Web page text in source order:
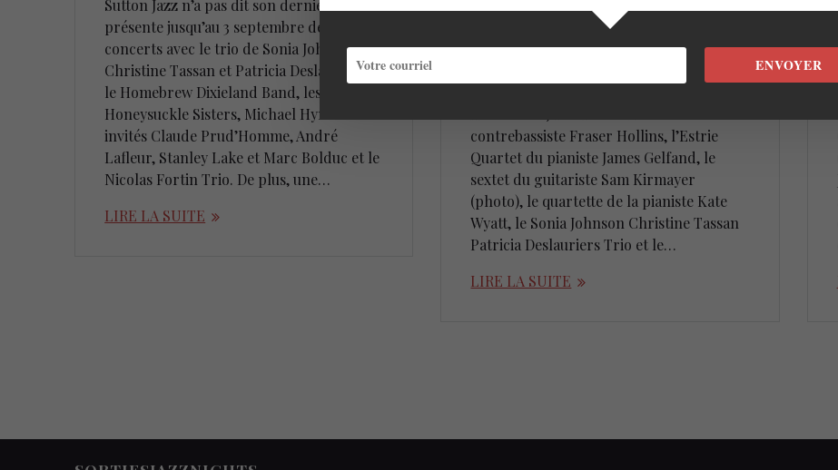
Sutton Jazz n’a pas dit son dernier mot et
présente jusqu’au 3 septembre des
concerts avec le trio de Sonia Johnson,
Christine Tassan et Patricia Deslauriers,
le Homebrew Dixieland Band, les
Honeysuckle Sisters, Michael Hynes et ses
invités Claude Prud’Homme, André
Lafleur, Stanley Lake et Marc Bolduc et le
Nicolas Fortin Trio. De plus, une…
LIRE LA SUITE
et + à Sutton Jazz
contrebassiste Fraser Hollins, l’Estrie
Quartet du pianiste James Gelfand, le
sextet du guitariste Sam Kirmayer
(photo), le quartette de la pianiste Kate
Wyatt, le Sonia Johnson Christine Tassan
Patricia Deslauriers Trio et le…
LIRE LA SUITE
ENVOYER